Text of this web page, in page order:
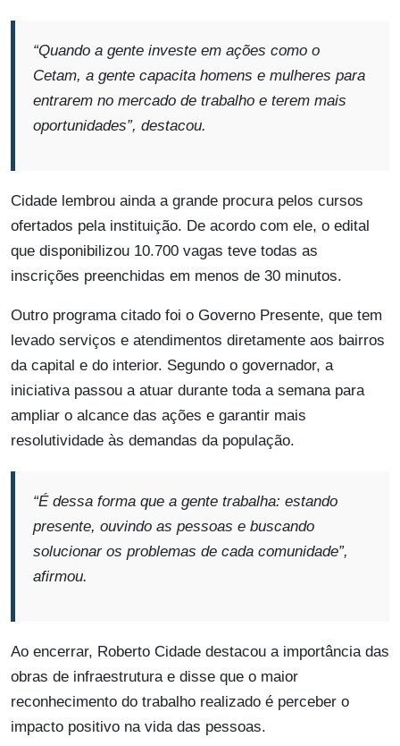
“Quando a gente investe em ações como o
Cetam, a gente capacita homens e mulheres para
entrarem no mercado de trabalho e terem mais
oportunidades”, destacou.
Cidade lembrou ainda a grande procura pelos cursos
ofertados pela instituição. De acordo com ele, o edital
que disponibilizou 10.700 vagas teve todas as
inscrições preenchidas em menos de 30 minutos.
Outro programa citado foi o Governo Presente, que tem
levado serviços e atendimentos diretamente aos bairros
da capital e do interior. Segundo o governador, a
iniciativa passou a atuar durante toda a semana para
ampliar o alcance das ações e garantir mais
resolutividade às demandas da população.
“É dessa forma que a gente trabalha: estando
presente, ouvindo as pessoas e buscando
solucionar os problemas de cada comunidade”,
afirmou.
Ao encerrar, Roberto Cidade destacou a importância das
obras de infraestrutura e disse que o maior
reconhecimento do trabalho realizado é perceber o
impacto positivo na vida das pessoas.